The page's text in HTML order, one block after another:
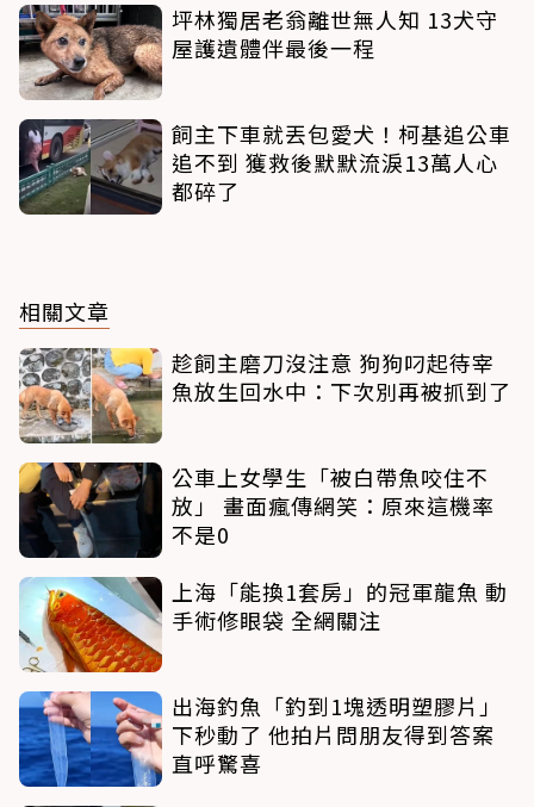
坪林獨居老翁離世無人知 13犬守
屋護遺體伴最後一程
飼主下車就丟包愛犬！柯基追公車
追不到 獲救後默默流淚13萬人心
都碎了
相關文章
趁飼主磨刀沒注意 狗狗叼起待宰
魚放生回水中：下次別再被抓到了
公車上女學生「被白帶魚咬住不
放」 畫面瘋傳網笑：原來這機率
不是0
上海「能換1套房」的冠軍龍魚 動
手術修眼袋 全網關注
出海釣魚「釣到1塊透明塑膠片」
下秒動了 他拍片問朋友得到答案
直呼驚喜